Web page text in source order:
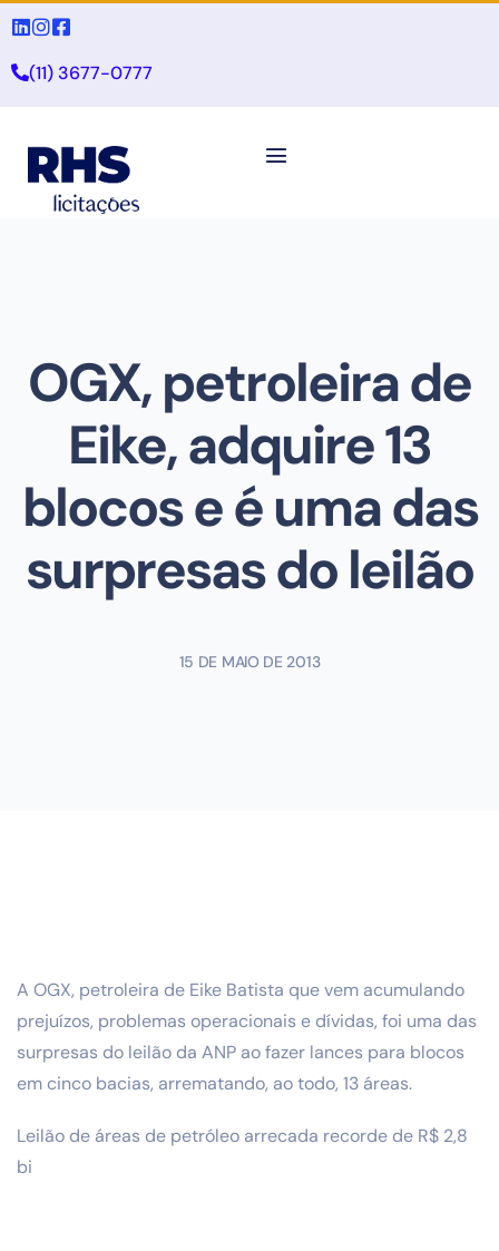
(11) 3677-0777
OGX, petroleira de
Eike, adquire 13
blocos e é uma das
surpresas do leilão
15 DE MAIO DE 2013
A OGX, petroleira de Eike Batista que vem acumulando
prejuízos, problemas operacionais e dívidas, foi uma das
surpresas do leilão da ANP ao fazer lances para blocos
em cinco bacias, arrematando, ao todo, 13 áreas.
Leilão de áreas de petróleo arrecada recorde de R$ 2,8
bi